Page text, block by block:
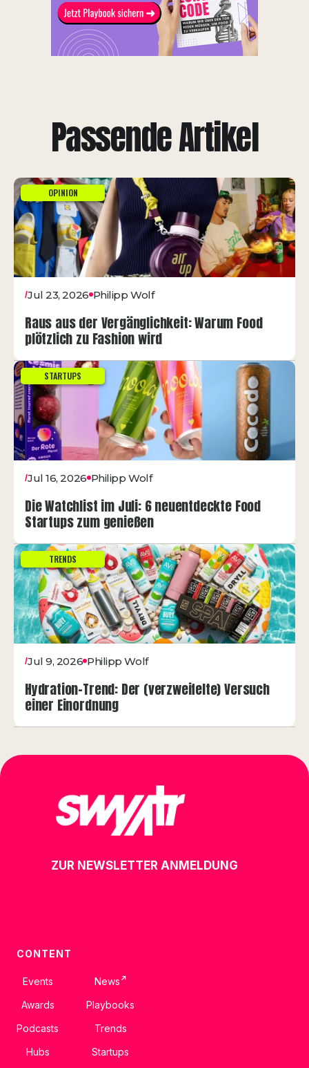
Passende Artikel
OPINION
/Jul 23, 2026 Philipp Wolf
Raus aus der Vergänglichkeit: Warum Food
plötzlich zu Fashion wird
STARTUPS
/Jul 16, 2026 Philipp Wolf
Die Watchlist im Juli: 6 neuentdeckte Food
Startups zum genießen
TRENDS
/Jul 9, 2026 Philipp Wolf
Hydration-Trend: Der (verzweifelte) Versuch
einer Einordnung
ZUR NEWSLETTER ANMELDUNG
CONTENT
Events
Awards
Podcasts
Hubs
News ↗
Playbooks
Trends
Startups